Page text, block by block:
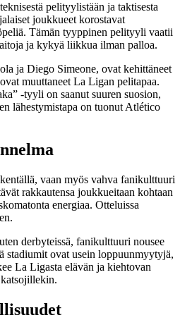
pelityylistään ja taktisesta
joukkueet korostavat
Tämän tyyppinen pelityyli vaatii
ja kykyä liikkua ilman palloa.
ja Diego Simeone, ovat kehittäneet
muuttaneet La Ligan pelitapaa.
-tyyli on saanut suuren suosion,
lähestymistapa on tuonut Atlético
vaan myös vahva fanikulttuuri
rakkautensa joukkueitaan kohtaan
energiaa. Otteluissa
derbyteissä, fanikulttuuri nousee
stadiumit ovat usein loppuunmyytyjä,
La Ligasta elävän ja kiehtovan